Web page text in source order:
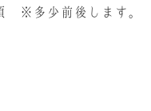
※多少前後します。